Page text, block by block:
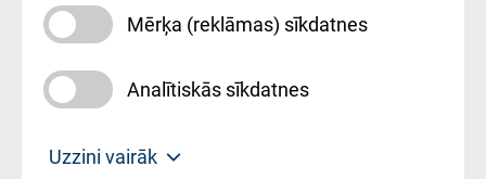
cenrādis
Mērķa (reklāmas) sīkdatnes
Analītiskās sīkdatnes
Uzzini vairāk